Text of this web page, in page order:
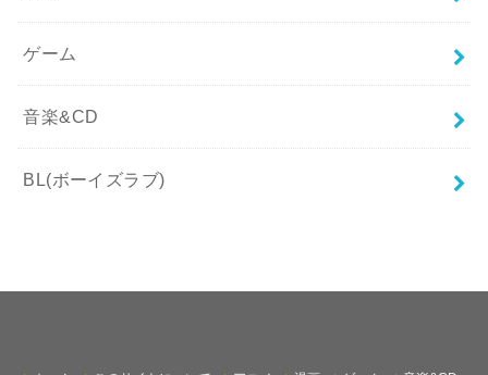
ゲーム
音楽&CD
BL(ボーイズラブ)